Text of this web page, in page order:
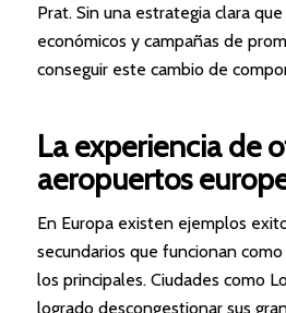
Prat. Sin una estrategia clara
económicos y campañas de
conseguir este cambio de
La experiencia de
aeropuertos
En Europa existen ejemplos
secundarios que funcionan
los principales. Ciudades como
logrado descongestionar sus